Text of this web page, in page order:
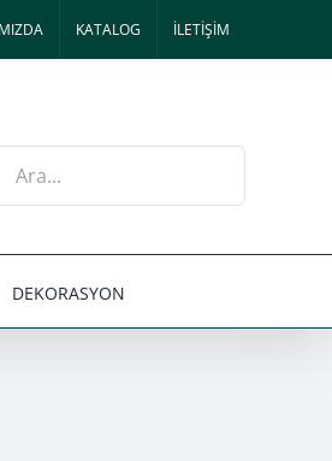
KATALOG İLETİŞİM
DEKORASYON